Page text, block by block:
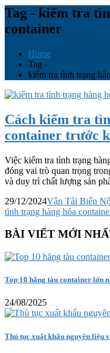
Tag - kiểm tra
container
Home
Tag -
kiểm tra tình trạng
Cách kiểm tra
container trước
Việc kiểm tra tình trạng
đóng vai trò quan trọng
và duy trì chất lượng sản
29/12/2024Vận Tải Biển
tình trạng hàng hóa
BÀI VIẾT MỚI
Top 10 hãng tàu container lớn
24/08/2025
Thủ tục xuất khẩu nguyên liệu